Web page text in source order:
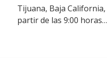
Tijuana, Baja
partir de las 9:00 horas…